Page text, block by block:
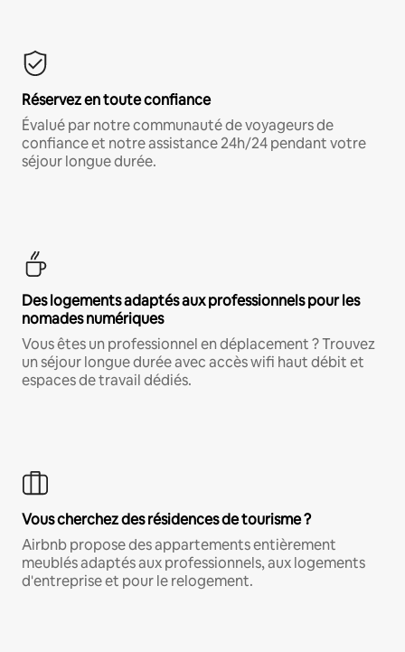
Réservez en toute confiance
Évalué par notre communauté de voyageurs de
confiance et notre assistance 24h/24 pendant votre
séjour longue durée.
Des logements adaptés aux professionnels pour les
nomades numériques
Vous êtes un professionnel en déplacement ? Trouvez
un séjour longue durée avec accès wifi haut débit et
espaces de travail dédiés.
Vous cherchez des résidences de tourisme ?
Airbnb propose des appartements entièrement
meublés adaptés aux professionnels, aux logements
d'entreprise et pour le relogement.